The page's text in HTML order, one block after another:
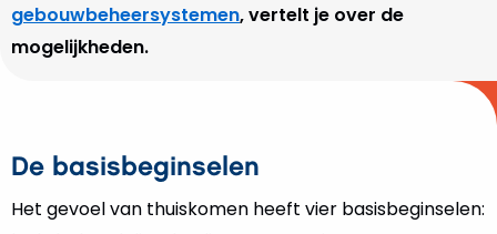
gebouwbeheersystemen, vertelt je over de
mogelijkheden.
De basisbeginselen
Het gevoel van thuiskomen heeft vier basisbeginselen: